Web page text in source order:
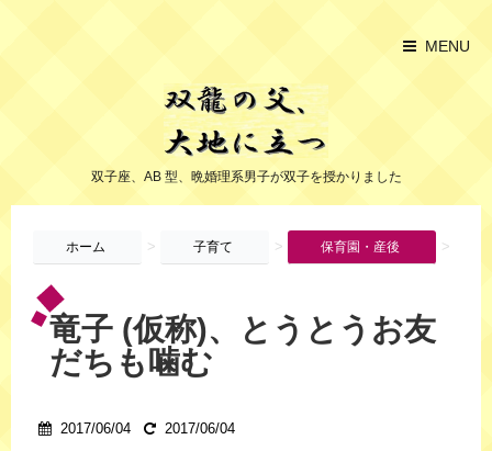
MENU
双子座、AB 型、晩婚理系男子が双子を授かりました
ホーム > 子育て > 保育園・産後 >
竜子 (仮称)、とうとうお友
だちも噛む
2017/06/04 2017/06/04